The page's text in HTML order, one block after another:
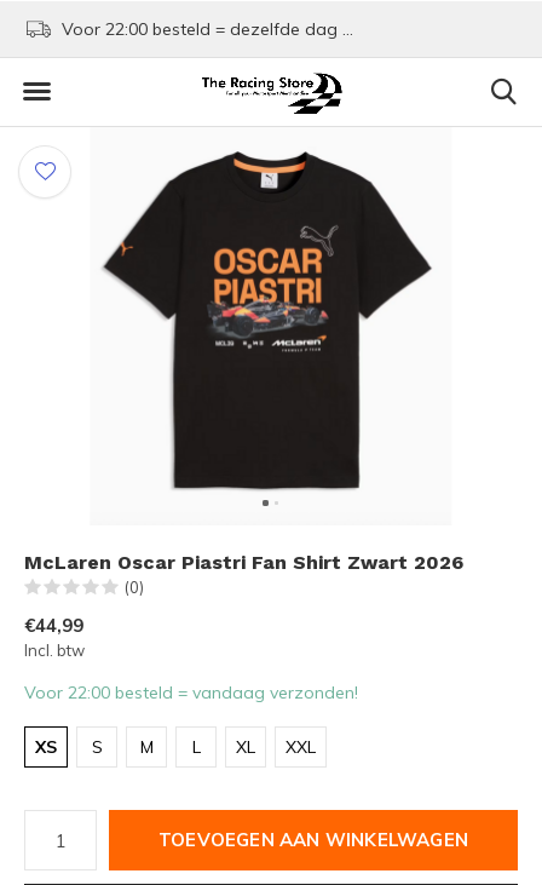
Voor 22:00 besteld = dezelfde dag verzonden!
McLaren Oscar Piastri Fan Shirt Zwart 2026
(0)
€44,99
Incl. btw
Voor 22:00 besteld = vandaag verzonden!
XS S M L XL XXL
TOEVOEGEN AAN WINKELWAGEN